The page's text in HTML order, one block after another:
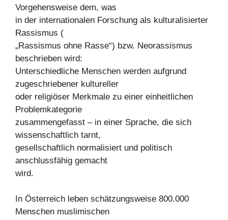
Vorgehensweise dem, was
in der internationalen Forschung als kulturalisierter
Rassismus (
„Rassismus ohne Rasse“) bzw. Neorassismus
beschrieben wird:
Unterschiedliche Menschen werden aufgrund
zugeschriebener kultureller
oder religiöser Merkmale zu einer einheitlichen
Problemkategorie
zusammengefasst – in einer Sprache, die sich
wissenschaftlich tarnt,
gesellschaftlich normalisiert und politisch
anschlussfähig gemacht
wird.
In Österreich leben schätzungsweise 800.000
Menschen muslimischen